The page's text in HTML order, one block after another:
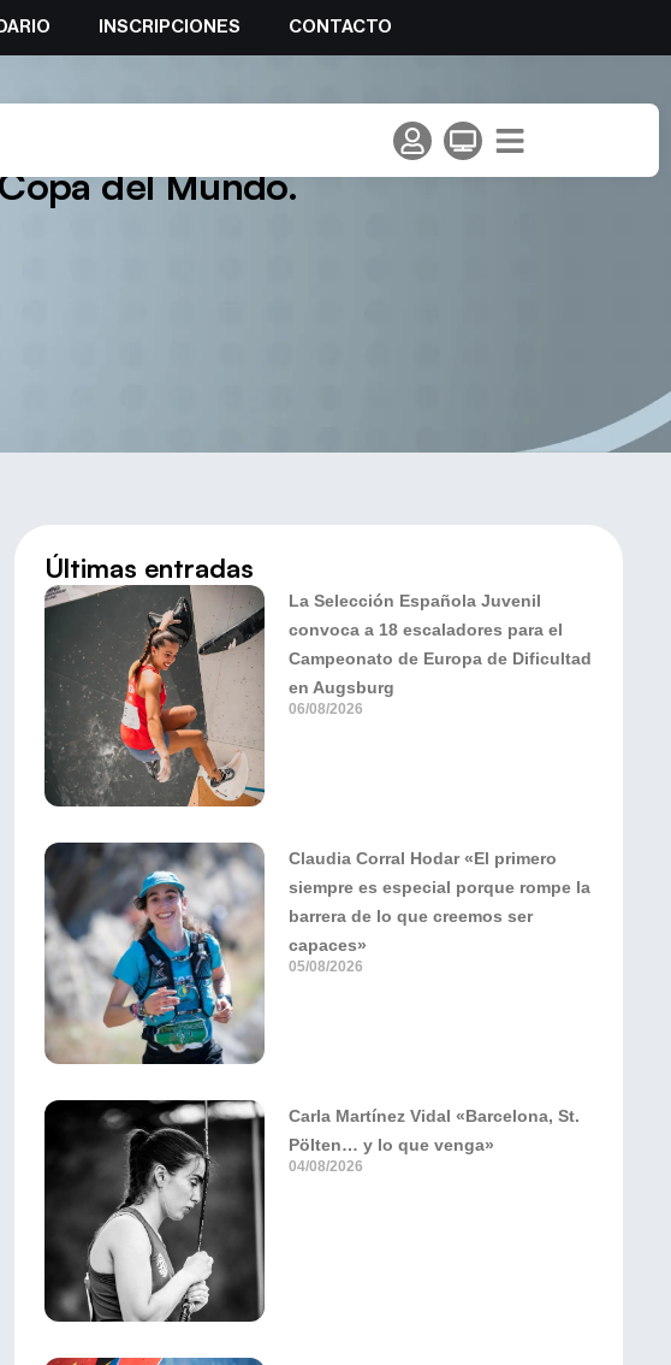
INSCRIPCIONES CONTACTO
modalidad de Vertical con un
del Mundo.
Últimas entradas
La Selección Española Juvenil
convoca a 18 escaladores para el
Campeonato de Europa de Dificultad
en Augsburg
06/08/2026
Claudia Corral Hodar «El primero
siempre es especial porque rompe la
barrera de lo que creemos ser
capaces»
05/08/2026
Carla Martínez Vidal «Barcelona, St.
Pölten… y lo que venga»
04/08/2026